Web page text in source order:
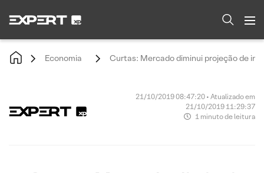
Economia Curtas: Mercado diminui projeção de
21/10/2019 08:47:20 • Atualizado em
21/10/2019 11:29:37
1 minuto de leitura